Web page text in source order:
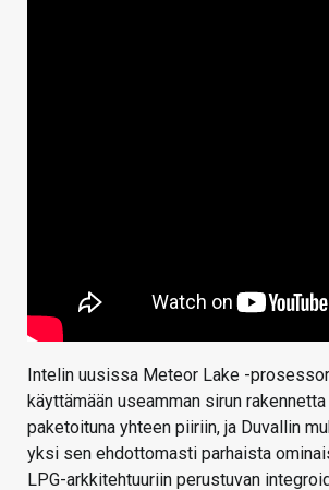
Intelin uusissa Meteor Lake -
käyttämään useamman sirun
paketoituna yhteen piiriin, ja Duvallin
yksi sen ehdottomasti parhaista
LPG-arkkitehtuuriin perustuvan